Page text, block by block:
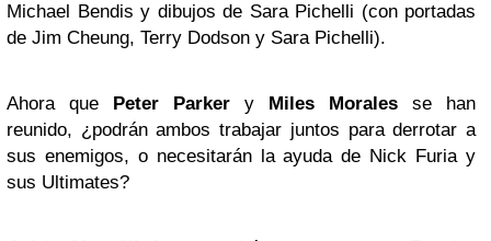
Michael Bendis y dibujos de Sara Pichelli (con portadas
de Jim Cheung, Terry Dodson y Sara Pichelli).
Ahora que Peter Parker y Miles Morales se han
reunido, ¿podrán ambos trabajar juntos para derrotar a
sus enemigos, o necesitarán la ayuda de Nick Furia y
sus Ultimates?